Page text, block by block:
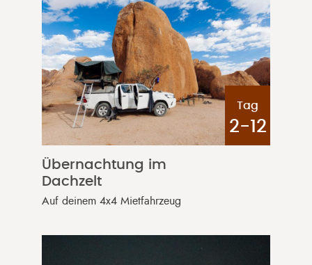
Tag
2-12
Übernachtung im
Dachzelt
Auf deinem 4x4 Mietfahrzeug